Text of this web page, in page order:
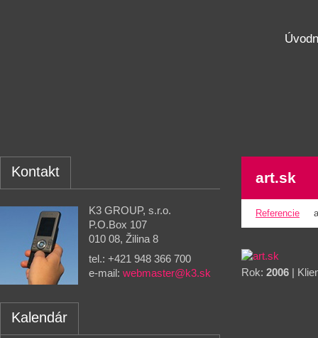
Kontakt
K3 GROUP, s.r.o.
P.O.Box 107
010 08, Žilina 8
tel.: +421 948 366 700
e-mail:webmaster@k3.sk
Kalendár
art.sk
Referencie
Rok: 2006 |